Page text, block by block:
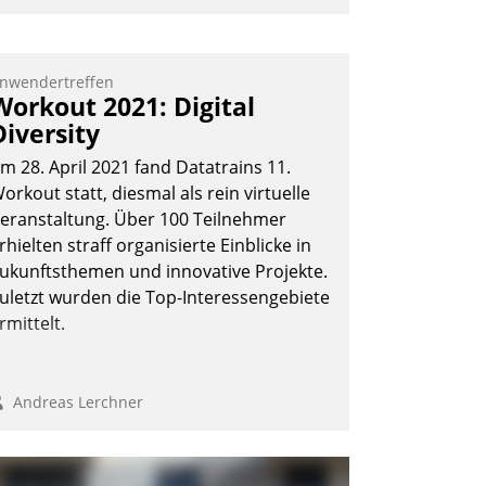
dem Laufenden bleiben, Daten
und ändern oder
abgeben – rund um
Uhr.
Andreas Lerchner
2021: Digital
28. April 2021 fand Datatrains 11.
statt, diesmal als rein virtuelle
Über 100 Teilnehmer
straff organisierte Einblicke in
und innovative Projekte.
wurden die Top-Interessengebiete
Andreas Lerchner